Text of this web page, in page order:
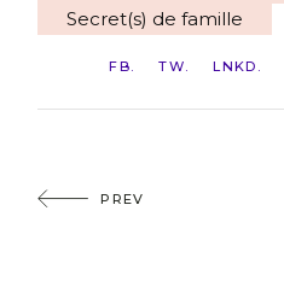
Secret(s) de famille
FB TW LNKD
PREV